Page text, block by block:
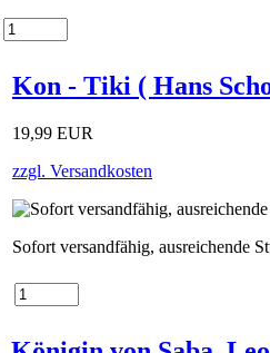
Kon - Tiki ( Hans
19,99 EUR
zzgl. Versandkosten
Sofort versandfähig, ausreichende